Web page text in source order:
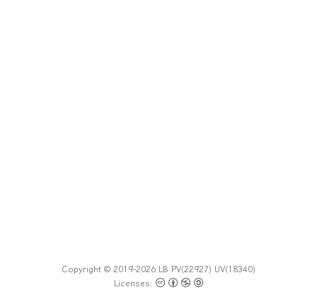
Copyright © 2019-2026 LB PV(22927) UV(18340)
Licenses: